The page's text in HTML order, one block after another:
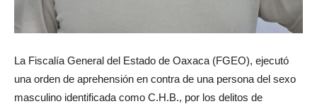
La Fiscalía General del Estado de Oaxaca (FGEO), ejecutó
una orden de aprehensión en contra de una persona del sexo
masculino identificada como C.H.B., por los delitos de